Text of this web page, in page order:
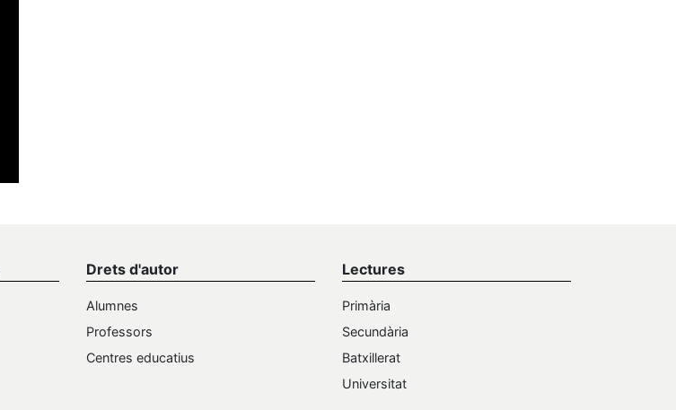
Drets d'autor
Alumnes
Professors
Centres educatius
Lectures
Primària
Secundària
Batxillerat
Universitat